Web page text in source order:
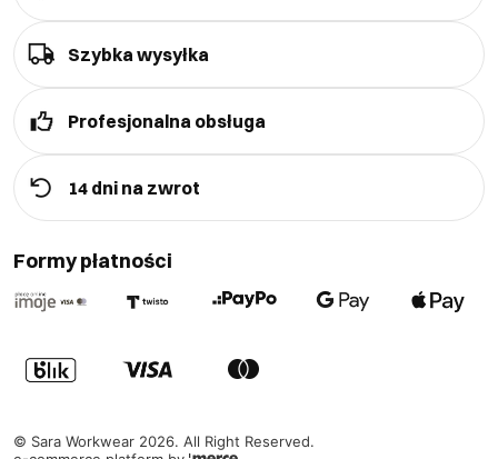
Szybka wysyłka
Profesjonalna obsługa
14 dni na zwrot
Formy płatności
© Sara Workwear 2026. All Right Reserved.